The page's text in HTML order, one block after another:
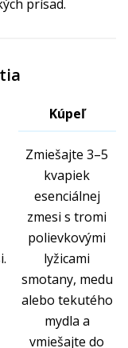
prísad.
Kúpeľ
Zmiešajte 3–5
kvapiek
esenciálnej
zmesi s tromi
polievkovými
lyžicami
smotany, medu
alebo tekutého
mydla a
vmiešajte do